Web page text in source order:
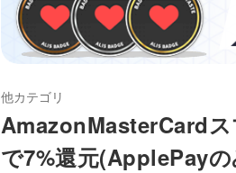
他カテゴリ
AmazonMasterCard
で7%還元(ApplePay